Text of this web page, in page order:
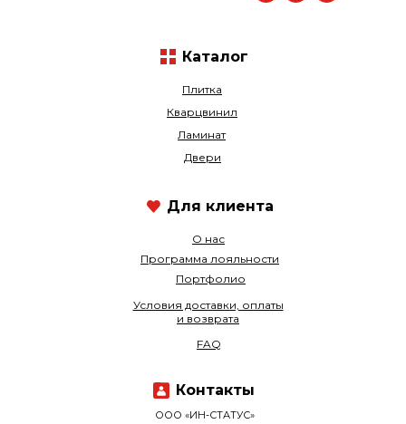
Плитка
Кварцвинил
О нас
Ламинат
Программа лояльности
Двери
Портфолио
ООО «ИН-СТАТУС»
Условия доставки, оплаты
и возврата
FAQ
Каталог
Контакты
Для клиента